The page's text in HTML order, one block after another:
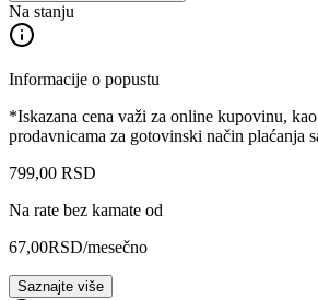
Na stanju
Informacije o popustu
*Iskazana cena važi za online kupovinu,
prodavnicama za gotovinski način plaćanja
799,00 RSD
Na rate bez kamate od
67,00RSD/mesečno
Saznajte više